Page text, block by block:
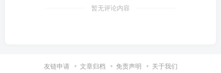
暂无评论内容
友链申请 文章归档 免责声明 关于我们